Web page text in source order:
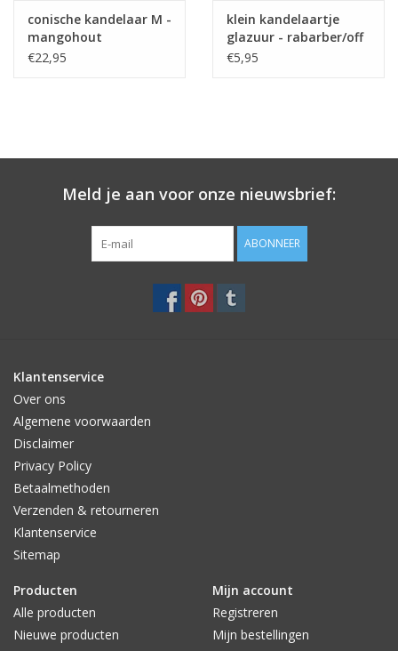
conische kandelaar M -
mangohout
€22,95
klein kandelaartje
glazuur - rabarber/off
white
€5,95
Meld je aan voor onze nieuwsbrief:
ABONNEER
Klantenservice
Over ons
Algemene voorwaarden
Disclaimer
Privacy Policy
Betaalmethoden
Verzenden & retourneren
Klantenservice
Sitemap
Producten
Alle producten
Nieuwe producten
Mijn account
Registreren
Mijn bestellingen